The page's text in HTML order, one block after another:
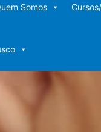
Somos